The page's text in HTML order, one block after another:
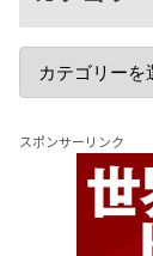
スポンサーリンク